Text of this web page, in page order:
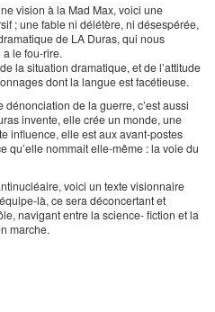
vision à la Mad Max, voici une
; une fable ni délétère, ni désespérée,
de LA Duras, qui nous
le fou-rire.
la situation dramatique, et de l’attitude
dont la langue est facétieuse.
de la guerre, c’est aussi
invente, elle crée un monde, une
influence, elle est aux avant-postes
qu’elle nommait elle-même : la voie du
voici un texte visionnaire
là, ce sera déconcertant et
navigant entre la science- fiction et la
marche.